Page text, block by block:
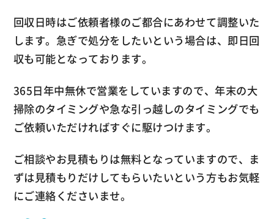
回収日時はご依頼者様のご都合にあわせて調整いた
します。急ぎで処分をしたいという場合は、即日回
収も可能となっております。
365日年中無休で営業をしていますので、年末の大
掃除のタイミングや急な引っ越しのタイミングでも
ご依頼いただければすぐに駆けつけます。
ご相談やお見積もりは無料となっていますので、ま
ずは見積もりだけしてもらいたいという方もお気軽
にご連絡くださいませ。